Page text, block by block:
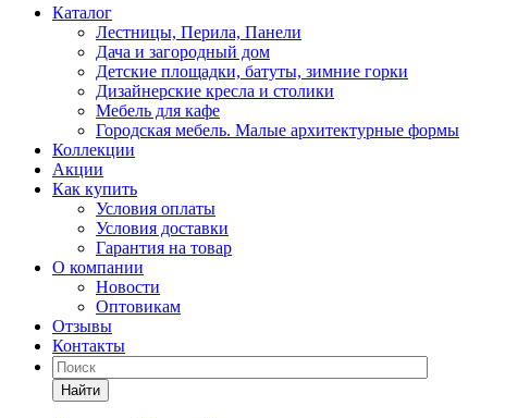
Каталог
Лестницы, Перила, Панели
Дача и загородный дом
Детские площадки, батуты, зимние горки
Дизайнерские кресла и столики
Мебель для кафе
Городская мебель. Малые архитектурные формы
Коллекции
Акции
Как купить
Условия оплаты
Условия доставки
Гарантия на товар
О компании
Новости
Оптовикам
Отзывы
Контакты
Найти